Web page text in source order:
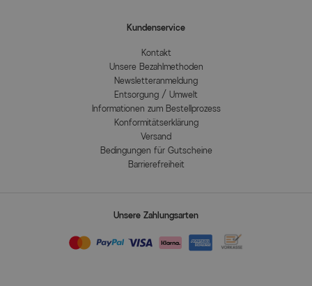
Kundenservice
Kontakt
Unsere Bezahlmethoden
Newsletteranmeldung
Entsorgung / Umwelt
Informationen zum Bestellprozess
Konformitätserklärung
Versand
Bedingungen für Gutscheine
Barrierefreiheit
Unsere Zahlungsarten